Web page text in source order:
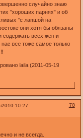
случайно знаю
"хороших парнях" и об
"с лапшой на
они хотя бы обязаны
содержать всех жен и
нас все тоже самое только
laila (2011-05-19
78
2010-10-27
и не всегда.